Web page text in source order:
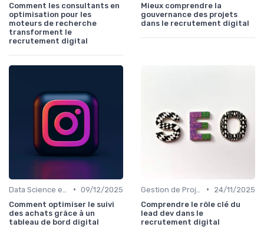
Comment les consultants en
optimisation pour les
moteurs de recherche
transforment le
recrutement digital
Mieux comprendre la
gouvernance des projets
dans le recrutement digital
• 09/12/2025
Comment optimiser le suivi
des achats grâce à un
tableau de bord digital
•
24/11/2025
Comprendre le rôle clé du
lead dev dans le
recrutement digital